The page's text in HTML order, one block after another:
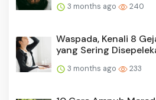
3 months ago 240
Waspada, Kenali 8
yang Sering
3 months ago 233